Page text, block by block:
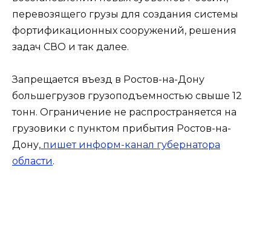
перевозящего грузы для создания системы
фортификационных сооружений, решения
задач СВО и так далее.
Запрещается въезд в Ростов-на-Дону
большегрузов грузоподъемностью свыше 12
тонн. Ограничение не распространяется на
грузовики с пунктом прибытия Ростов-на-
Дону, пишет информ-канал губернатора
области.